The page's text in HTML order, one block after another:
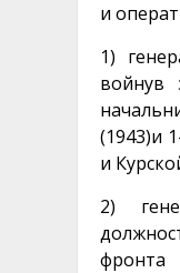
и
1)
войнув
(1943)и
и
2)
фронта